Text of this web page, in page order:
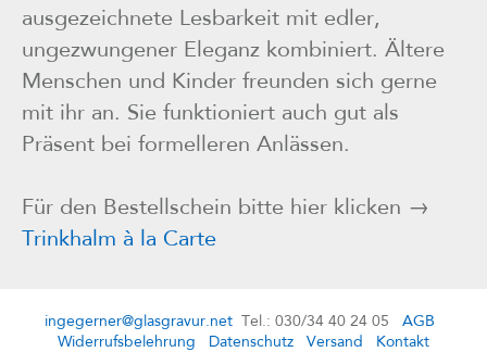
ausgezeichnete Lesbarkeit mit edler,
ungezwungener Eleganz kombiniert. Ältere
Menschen und Kinder freunden sich gerne
mit ihr an. Sie funktioniert auch gut als
Präsent bei formelleren Anlässen.
Für den Bestellschein bitte hier klicken →
Trinkhalm à la Carte
ingegerner@glasgravur.netTel.: 030/34 40 24 05 AGB
Widerrufsbelehrung
Datenschutz Versand Kontakt